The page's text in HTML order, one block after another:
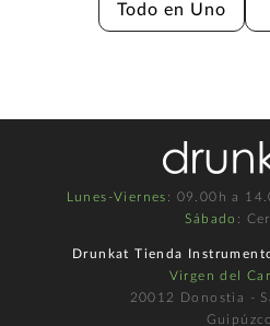
Todo en Uno
Lunes-Viernes : 09.00h a
Sábado :
Drunkat Tienda
Virgen del
20012 Donostia -